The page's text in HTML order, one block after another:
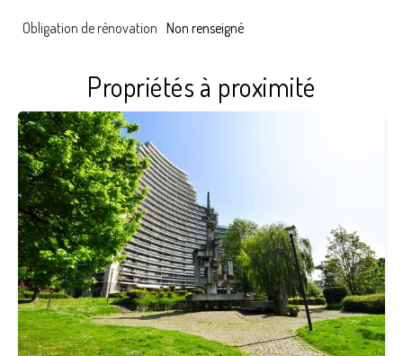
Obligation de rénovation Non renseigné
Propriétés à proximité
3
2
120 m²